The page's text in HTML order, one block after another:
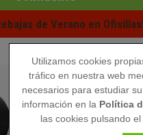
de Verano en
Utilizamos cookies
tráfico en nuestra web
necesarios para estudiar
información en la Política
las cookies pulsando